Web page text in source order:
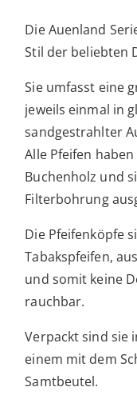
Die Auenland
Stil der beliebten
Sie umfasst eine
jeweils einmal in
sandgestrahlter
Alle Pfeifen
Buchenholz und
Filterbohrung
Die Pfeifenköpfe
Tabakspfeifen,
und somit keine
rauchbar.
Verpackt sind sie
einem mit dem
Samtbeutel.